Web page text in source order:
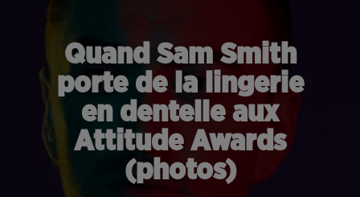
Quand Sam Smith
porte de la lingerie
en dentelle aux
Attitude Awards
(photos)